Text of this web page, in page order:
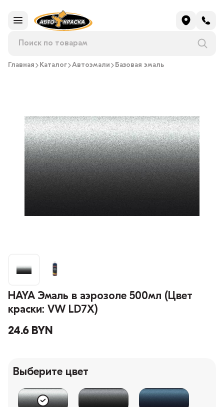
Главная Каталог Автоэмали Базовая эмаль
HAYA Эмаль в аэрозоле 500мл (Цвет
краски: VW LD7X)
24.6 BYN
Выберите цвет